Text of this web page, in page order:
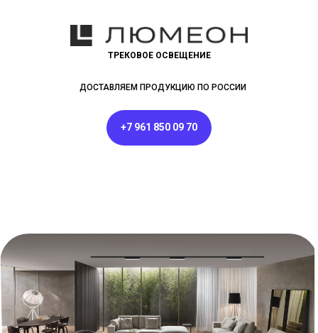
ТРЕКОВОЕ ОСВЕЩЕНИЕ
ДОСТАВЛЯЕМ ПРОДУКЦИЮ ПО РОССИИ
+7 961 850 09 70